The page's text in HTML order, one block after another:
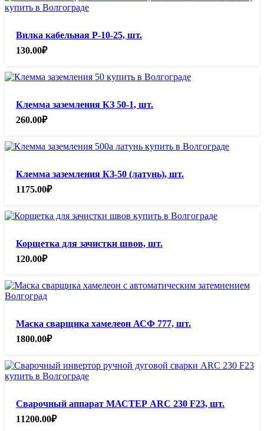
Вилка кабельная Р-10-25, шт.
130.00₽
Клемма заземления КЗ 50-1, шт.
260.00₽
Клемма заземления КЗ-50 (латунь), шт.
1175.00₽
Корщетка для зачистки швов, шт.
120.00₽
Маска сварщика хамелеон АСФ 777, шт.
1800.00₽
Сварочный аппарат МАСТЕР ARC 230 F23, шт.
11200.00₽